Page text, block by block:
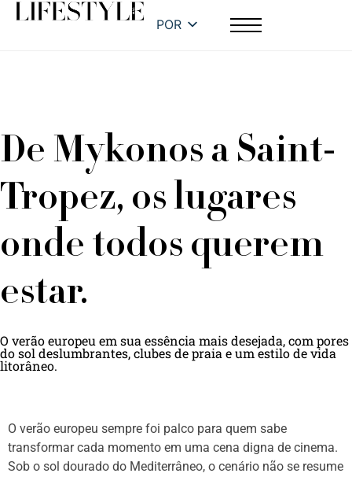
POR
De Mykonos a Saint-
Tropez, os lugares
onde todos querem
estar.
O verão europeu em sua essência mais desejada, com pores
do sol deslumbrantes, clubes de praia e um estilo de vida
litorâneo.
O verão europeu sempre foi palco para quem sabe
transformar cada momento em uma cena digna de cinema.
Sob o sol dourado do Mediterrâneo, o cenário não se resume